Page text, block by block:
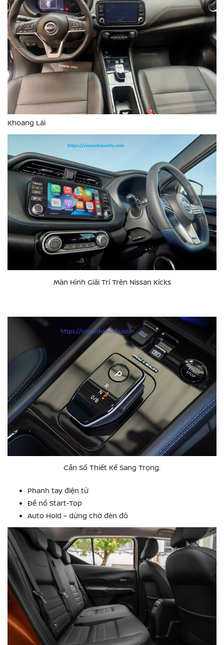
Khoang Lái
Màn Hình Giải Trí Trên Nissan Kícks
Cần Số Thiết Kế Sang Trọng.
Phanh tay điện tử
Đề nổ Start-Top
Auto Hold – dừng chờ đèn đỏ